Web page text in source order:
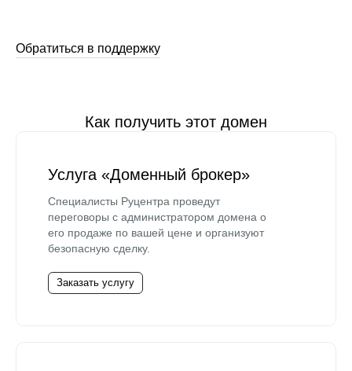
Обратиться в поддержку
Как получить этот домен
Услуга «Доменный брокер»
Специалисты Руцентра проведут
переговоры с администратором домена о
его продаже по вашей цене и организуют
безопасную сделку.
Заказать услугу